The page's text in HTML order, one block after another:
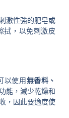
激性強的肥皂或
拭，以免刺激皮
以使用無香料、
能，減少乾燥和
，因此要適度使